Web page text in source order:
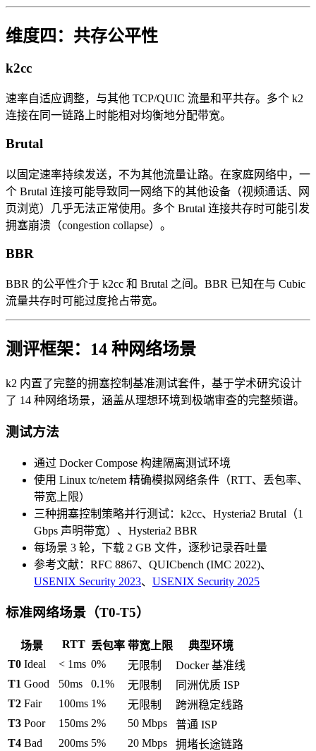
维度四：共存公平性
k2cc
速率自适应调整，与其他 TCP/QUIC 流量和平共存。多个 k2
连接在同一链路上时能相对均衡地分配带宽。
Brutal
以固定速率持续发送，不为其他流量让路。在家庭网络中，一
个 Brutal 连接可能导致同一网络下的其他设备（视频通话、网
页浏览）几乎无法正常使用。多个 Brutal 连接共存时可能引发
拥塞崩溃（congestion collapse）。
BBR
BBR 的公平性介于 k2cc 和 Brutal 之间。BBR 已知在与 Cubic
流量共存时可能过度抢占带宽。
测评框架：14 种网络场景
k2 内置了完整的拥塞控制基准测试套件，基于学术研究设计
了 14 种网络场景，涵盖从理想环境到极端审查的完整频谱。
测试方法
通过 Docker Compose 构建隔离测试环境
使用 Linux tc/netem 精确模拟网络条件（RTT、丢包率、
带宽上限）
三种拥塞控制策略并行测试：k2cc、Hysteria2 Brutal（1
Gbps 声明带宽）、Hysteria2 BBR
每场景 3 轮，下载 2 GB 文件，逐秒记录吞吐量
参考文献：RFC 8867、QUICbench (IMC 2022)、
USENIX Security 2023、 USENIX Security 2025
标准网络场景（T0-T5）
场景 RTT 丢包率 带宽上限
典型环境
T0 Ideal < 1ms 0% 无限制
Docker 基准线
T1 Good 50ms 0.1% 无限制
同洲优质 ISP
T2 Fair 100ms 1% 无限制
跨洲稳定线路
T3 Poor 150ms 2% 50 Mbps
普通 ISP
T4 Bad 200ms 5% 20 Mbps
拥堵长途链路